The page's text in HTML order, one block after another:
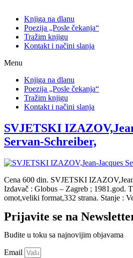
Knjiga na dlanu
Poezija „Posle čekanja“
Tražim knjigu
Kontakt i načini slanja
Menu
Knjiga na dlanu
Poezija „Posle čekanja“
Tražim knjigu
Kontakt i načini slanja
SVJETSKI
Servan-Schreiber,
Cena 600 din. SVJETSKI
Izdavač : Globus – Zagreb ; 1981.god.
omot,veliki format,332 strana. Stanje :
Prijavite se na
Budite u toku sa najnovijim objavama
Email